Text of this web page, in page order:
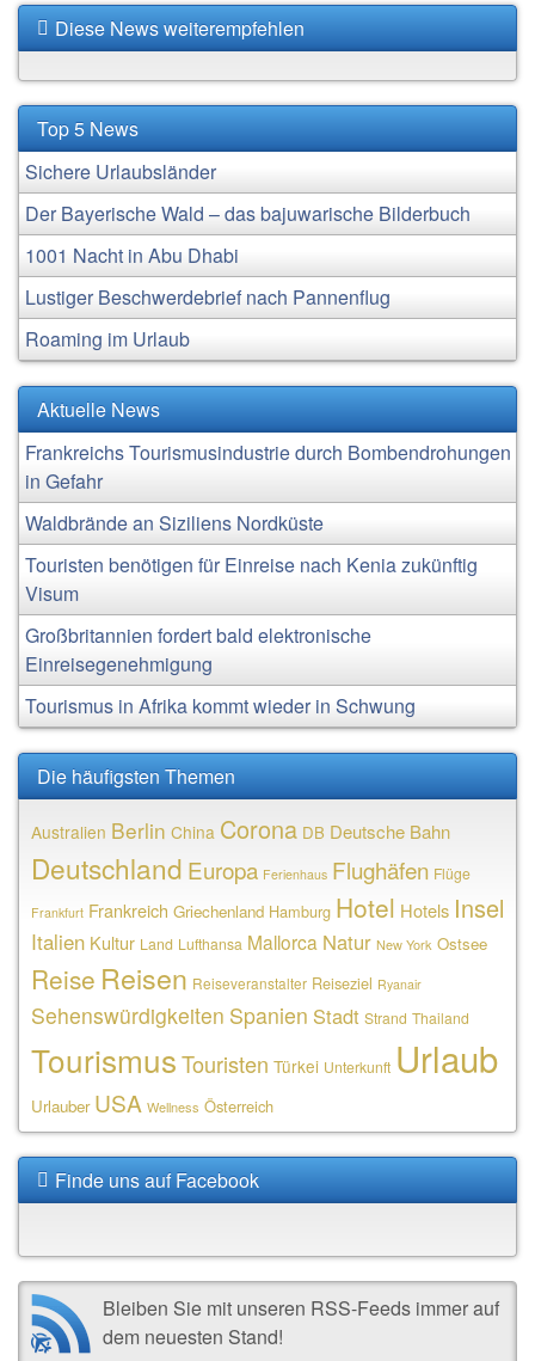
Diese News weiterempfehlen
Top 5 News
Sichere Urlaubsländer
Der Bayerische Wald – das bajuwarische Bilderbuch
1001 Nacht in Abu Dhabi
Lustiger Beschwerdebrief nach Pannenflug
Roaming im Urlaub
Aktuelle News
Frankreichs Tourismusindustrie durch Bombendrohungen
in Gefahr
Waldbrände an Siziliens Nordküste
Touristen benötigen für Einreise nach Kenia zukünftig
Visum
Großbritannien fordert bald elektronische
Einreisegenehmigung
Tourismus in Afrika kommt wieder in Schwung
Die häufigsten Themen
Australien Berlin China Corona DB Deutsche Bahn
Deutschland Europa Ferienhaus Flughäfen Flüge
Frankfurt Frankreich Griechenland Hamburg Hotel Hotels Insel
Italien Kultur Land Lufthansa Mallorca Natur New York Ostsee
Reise Reisen Reiseveranstalter Reiseziel Ryanair
Sehenswürdigkeiten Spanien Stadt Strand Thailand
TourismusTouristen Türkei Unterkunft Urlaub
Urlauber USA Wellness Österreich
Finde uns auf Facebook
Bleiben Sie mit unseren RSS-Feeds immer auf
dem neuesten Stand!